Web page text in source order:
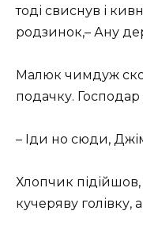
тоді свиснув і
родзинок,– Ану
Малюк чимдуж
подачку. Господар
– Іди но сюди,
Хлопчик
кучеряву голівку,